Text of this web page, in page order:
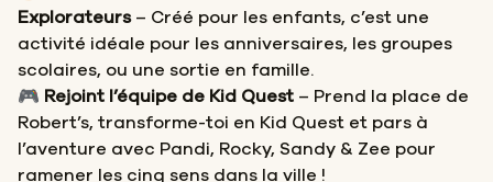
Explorateurs – Créé pour les enfants, c’est une
activité idéale pour les anniversaires, les groupes
scolaires, ou une sortie en famille.
🎮 Rejoint l’équipe de Kid Quest – Prend la place de
Robert’s, transforme-toi en Kid Quest et pars à
l’aventure avec Pandi, Rocky, Sandy & Zee pour
ramener les cinq sens dans la ville !